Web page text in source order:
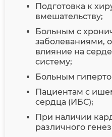
Подготовка к
вмешательству;
Больным с
заболеваниями,
влияние на
систему;
Больным
Пациентам с
сердца (ИБС);
При наличии
различного